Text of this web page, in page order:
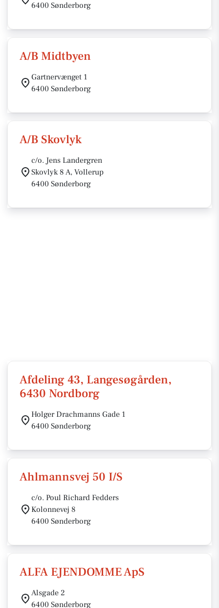
6400 Sønderborg
A/B Midtbyen
Gartnervænget 1
6400 Sønderborg
A/B Skovlyk
c/o. Jens Landergren
Skovlyk 8 A, Vollerup
6400 Sønderborg
Afdeling 43, Langesøgården,
6430 Nordborg
Holger Drachmanns Gade 1
6400 Sønderborg
Ahlmannsvej 50 I/S
c/o. Poul Richard Fedders
Kolonnevej 8
6400 Sønderborg
ALFA EJENDOMME ApS
Alsgade 2
6400 Sønderborg